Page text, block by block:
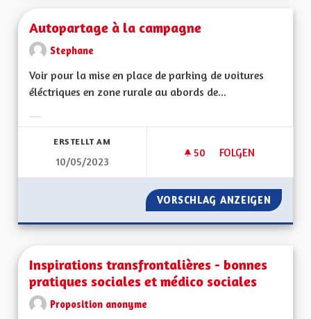
Autopartage à la campagne
Stephane
Voir pour la mise en place de parking de voitures
éléctriques en zone rurale au abords de...
ERSTELLT AM
10/05/2023
50 50 FOLLOWER
FOLGEN
AUTOPARTAGE À
VORSCHLAG ANZEIGEN
Inspirations transfrontalières - bonnes
pratiques sociales et médico sociales
Proposition anonyme